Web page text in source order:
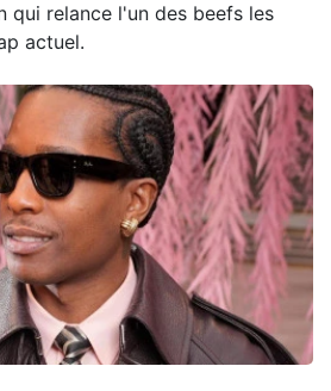
qui relance l'un des beefs les
actuel.